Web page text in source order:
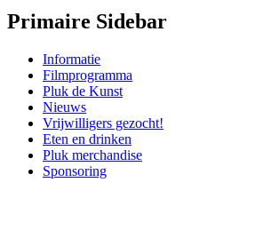
Primaire Sidebar
Informatie
Filmprogramma
Pluk de Kunst
Nieuws
Vrijwilligers gezocht!
Eten en drinken
Pluk merchandise
Sponsoring